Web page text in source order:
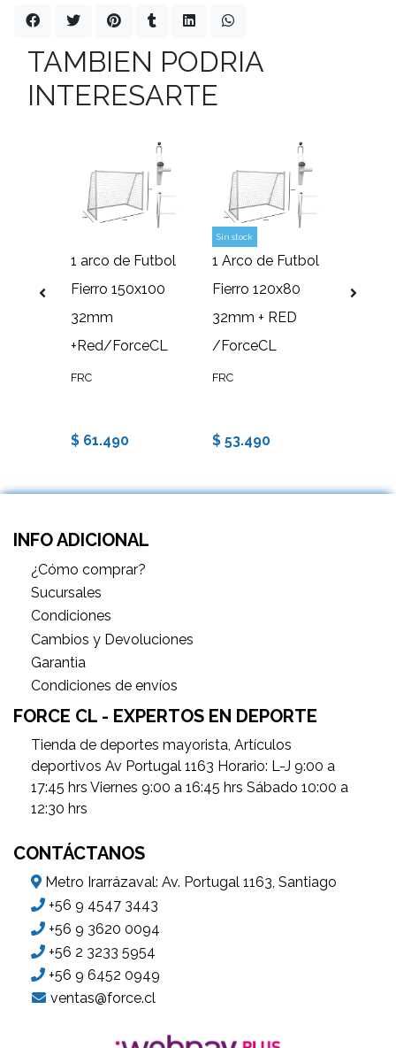
TAMBIEN PODRIA
INTERESARTE
1 arco de Futbol
Fierro 150x100
32mm
+Red/ForceCL
FRC
$ 61.490
Sin stock
1 Arco de Futbol
Fierro 120x80
32mm + RED
/ForceCL
FRC
$ 53.490
INFO ADICIONAL
¿Cómo comprar?
Sucursales
Condiciones
Cambios y Devoluciones
Garantìa
Condiciones de envíos
FORCE CL - EXPERTOS EN DEPORTE
Tienda de deportes mayorista, Artículos
deportivos Av Portugal 1163 Horario: L-J 9:00 a
17:45 hrs Viernes 9:00 a 16:45 hrs Sábado 10:00 a
12:30 hrs
CONTÁCTANOS
Metro Irarrázaval: Av. Portugal 1163, Santiago
+56 9 4547 3443
+56 9 3620 0094
+56 2 3233 5954
+56 9 6452 0949
ventas@force.cl